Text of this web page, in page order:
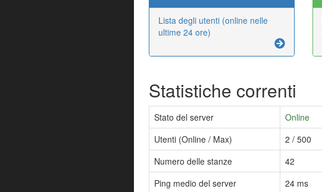
Lista degli utenti (online nelle
ultime 24 ore)
Statistiche correnti
Stato del server
Online
Utenti (Online / Max)
2 / 500
Numero delle stanze
42
Ping medio del server
24 ms